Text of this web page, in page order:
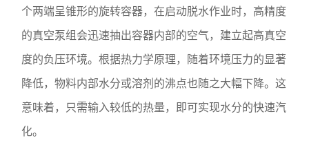
个两端呈锥形的旋转容器，在启动脱水作业时，高精度
的真空泵组会迅速抽出容器内部的空气，建立起高真空
度的负压环境。根据热力学原理，随着环境压力的显著
降低，物料内部水分或溶剂的沸点也随之大幅下降。这
意味着，只需输入较低的热量，即可实现水分的快速汽
化。